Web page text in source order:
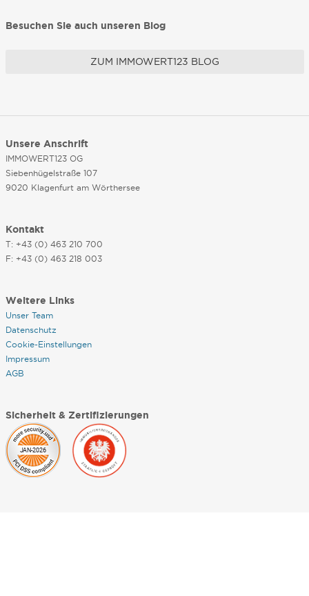
Besuchen Sie auch unseren Blog
ZUM IMMOWERT123 BLOG
Unsere Anschrift
IMMOWERT123 OG
Siebenhügelstraße 107
9020 Klagenfurt am Wörthersee
Kontakt
T: +43 (0) 463 210 700
F: +43 (0) 463 218 003
Weitere Links
Unser Team
Datenschutz
Cookie-Einstellungen
Impressum
AGB
Sicherheit & Zertifizierungen